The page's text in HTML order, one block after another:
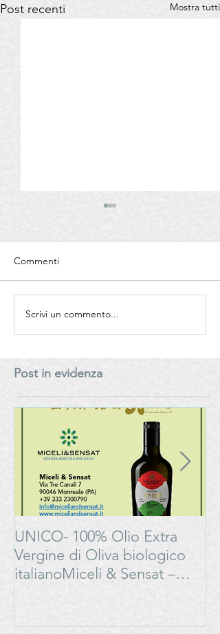
Post recenti Mostra tutti
SANTA OLIVA -100% Olio
Extra Vergine di Oliva -
Miceli & Sensat – Azienda
Agricola Biologica
Commenti
Scrivi un commento...
Post in evidenza
UNICO- 100% Olio Extra
Vergine di Oliva biologico
italianoMiceli & Sensat –